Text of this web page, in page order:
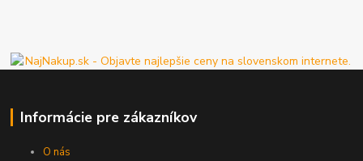
Informácie pre zákazníkov
O nás